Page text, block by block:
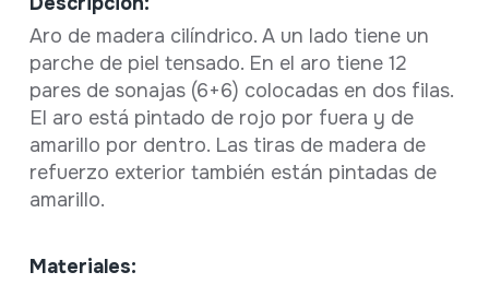
Aro de madera cilíndrico. A un lado tiene un
parche de piel tensado. En el aro tiene 12
pares de sonajas (6+6) colocadas en dos filas.
El aro está pintado de rojo por fuera y de
amarillo por dentro. Las tiras de madera de
refuerzo exterior también están pintadas de
amarillo.
Materiales: